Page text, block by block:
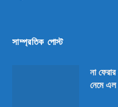
সাম্প্রতিক পোস্ট
না
নেমে এল